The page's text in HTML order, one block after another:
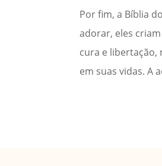
Por fim, a Bíblia
adorar, eles
cura e libertação,
em suas vidas. A